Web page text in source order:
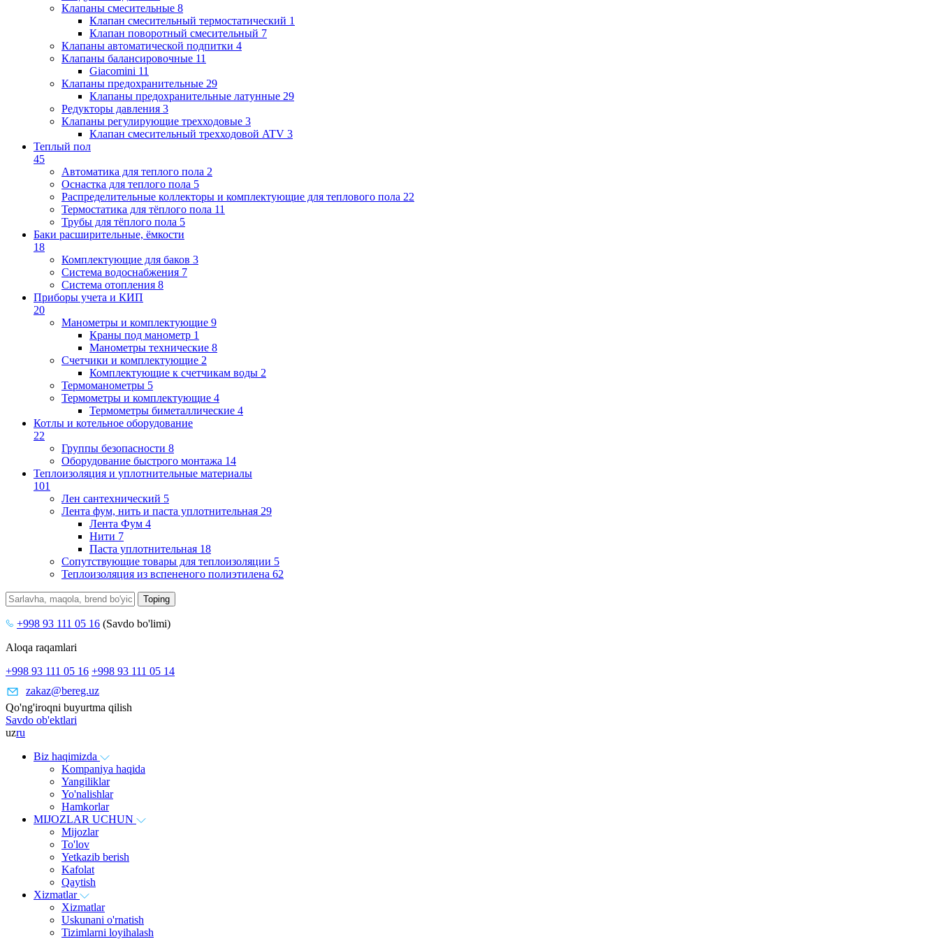
Клапаны cмесительные 8
Клапан cмесительный термостатический 1
Клапан поворотный cмесительный 7
Клапаны автоматической подпитки 4
Клапаны балансировочные 11
Giacomini 11
Клапаны предохранительные 29
Клапаны предохранительные латунные 29
Редукторы давления 3
Клапаны регулирующие трехходовые 3
Клапан смесительный трехходовой ATV 3
Теплый пол
45
Автоматика для теплого пола 2
Оснастка для теплого пола 5
Распределительные коллекторы и комплектующие для теплового пола 22
Термостатика для тёплого пола 11
Трубы для тёплого пола 5
Баки расширительные, ёмкости
18
Комплектующие для баков 3
Система водоснабжения 7
Система отопления 8
Приборы учета и КИП
20
Манометры и комплектующие 9
Краны под манометр 1
Манометры технические 8
Счетчики и комплектующие 2
Комплектующие к счетчикам воды 2
Термоманометры 5
Термометры и комплектующие 4
Термометры биметаллические 4
Котлы и котельное оборудование
22
Группы безопасности 8
Оборудование быстрого монтажа 14
Теплоизоляция и уплотнительные материалы
101
Лен сантехнический 5
Лента фум, нить и паста уплотнительная 29
Лента Фум 4
Нити 7
Паста уплотнительная 18
Сопутствующие товары для теплоизоляции 5
Теплоизоляция из вспененого полиэтилена 62
+998 93 111 05 16 (Savdo bo'limi)
Aloqa raqamlari
+998 93 111 05 16 +998 93 111 05 14
zakaz@bereg.uz
Qo'ng'iroqni buyurtma qilish
Savdo ob'ektlari
uzru
Biz haqimizda
Kompaniya haqida
Yangiliklar
Yo'nalishlar
Hamkorlar
MIJOZLAR UCHUN
Mijozlar
To'lov
Yetkazib berish
Kafolat
Qaytish
Xizmatlar
Xizmatlar
Uskunani o'rnatish
Tizimlarni loyihalash